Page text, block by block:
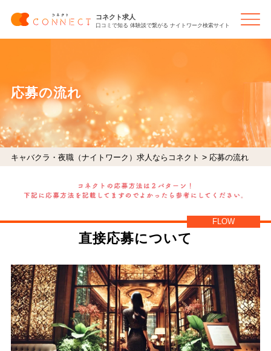
コネクト求人
口コミで知る 体験談で繋がる ナイトワーク検索サイト
応募の流れ
キャバクラ・夜職（ナイトワーク）求人ならコネクト > 応募の流れ
FLOW
直接応募について